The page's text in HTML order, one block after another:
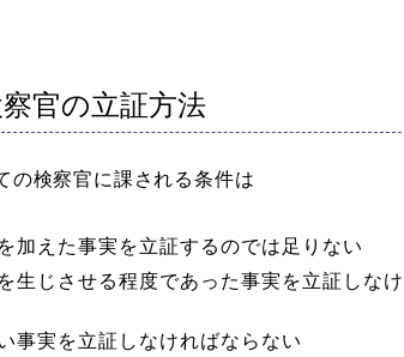
官の立証方法
の検察官に課される条件は
加えた事実を立証するのでは足りない
生じさせる程度であった事実を立証しなけ
事実を立証しなければならない